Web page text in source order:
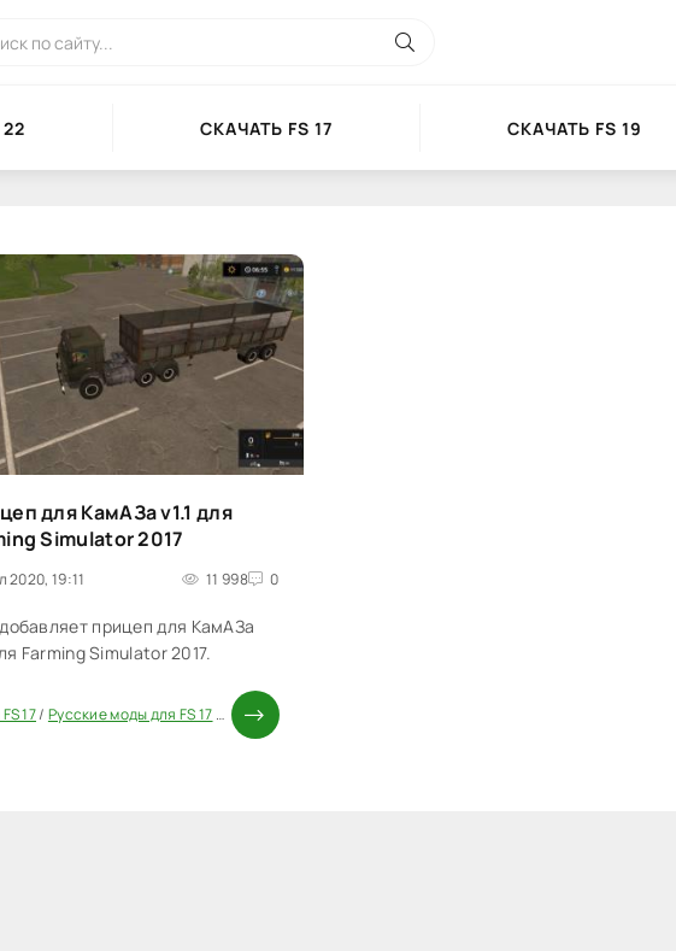
СКАЧАТЬ FS 17 СКАЧАТЬ FS 19
для КамАЗа v1.1 для
Simulator 2017
2020, 19:11 11 998 0
прицеп для КамАЗа
Farming Simulator 2017.
17/ Русские моды для FS 17 Прицепы для FS 17